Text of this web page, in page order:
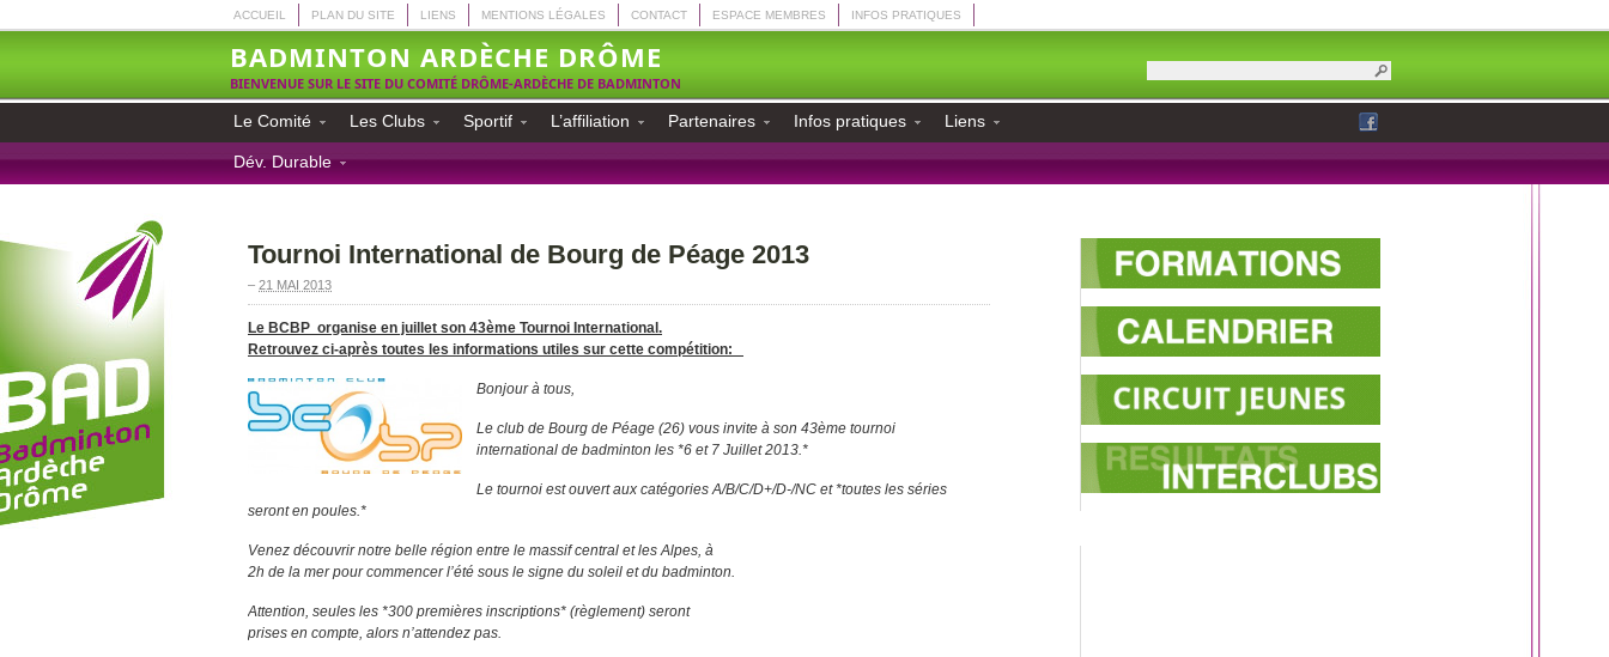
ACCUEIL PLAN DU SITE LIENS MENTIONS LÉGALES CONTACT ESPACE MEMBRES INFOS PRATIQUES
BADMINTON ARDÈCHE DRÔME
BIENVENUE SUR LE SITE DU COMITÉ DRÔME-ARDÈCHE DE BADMINTON
Le Comité Les Clubs Sportif L’affiliation Partenaires Infos pratiques Liens
Dév. Durable
Tournoi International de Bourg de Péage 2013
– 21 MAI 2013
Le BCBP organise en juillet son 43ème Tournoi International.
Retrouvez ci-après toutes les informations utiles sur cette compétition:
Bonjour à tous,
Le club de Bourg de Péage (26) vous invite à son 43ème tournoi
international de badminton les *6 et 7 Juillet 2013.*
Le tournoi est ouvert aux catégories A/B/C/D+/D-/NC et *toutes les séries
seront en poules.*
Venez découvrir notre belle région entre le massif central et les Alpes, à
2h de la mer pour commencer l’été sous le signe du soleil et du badminton.
Attention, seules les *300 premières inscriptions* (règlement) seront
prises en compte, alors n’attendez pas.